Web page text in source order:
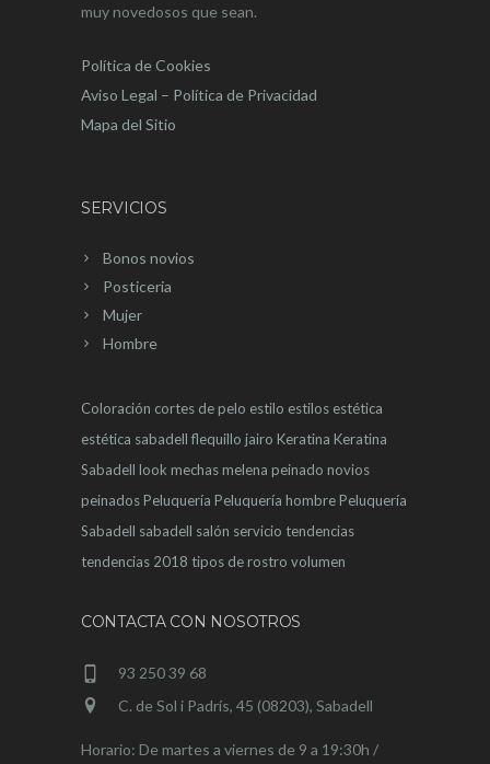
muy novedosos que sean.
Política de Cookies
Aviso Legal – Política de Privacidad
Mapa del Sitio
SERVICIOS
Bonos novios
Posticeria
Mujer
Hombre
Coloración cortes de pelo estilo estilos estética
estética sabadell flequillo jairo Keratina Keratina
Sabadell look mechasmelena peinado novios
peinadosPeluquería Peluquería hombrePeluquería
Sabadell sabadell salón servicio tendencias
tendencias 2018 tipos de rostro volumen
CONTACTA CON NOSOTROS
93 250 39 68
C. de Sol i Padrís, 45 (08203), Sabadell
Horario: De martes a viernes de 9 a 19:30h /